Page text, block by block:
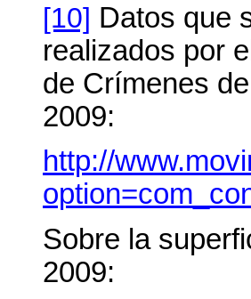
[10] Datos que
realizados por
de Crímenes
2009:
http://
Sobre la
2009: